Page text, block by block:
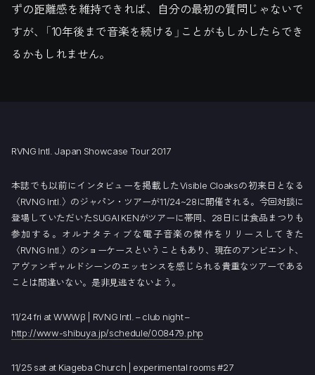
ずの距離感を維持できれば、自分の最初の質問じゃないで
すが、「10年後まで音楽を続ける」ことがもしかしたらでき
るかもしれません。
RVNG Intl. Japan Showcase Tour 2017
本誌でも以前にインタビューを掲載したVisible Cloaksの初来日となる
〈RVNG Intl.〉のジャパン・ツアーが11/24~28に開催される。今回対談に
登場していただいたSUGAI KENがツアーに帯同、28日には食品まつりも
参加する。オルナタティブな電子音楽の傑作をリリースしてきた
〈RVNG Intl.〉のショーケースということもあり、現在のアンビエント、
アヴァンギャルドシーンのエッセンスを感じられる貴重なツアーである
ことは間違いない。是非見逃さないよう。
11/24 fri at WWWβ | RVNG Intl. – club night –
http://www-shibuya.jp/schedule/008479.php
11/25 sat at Kiageba Church | experimental rooms #27